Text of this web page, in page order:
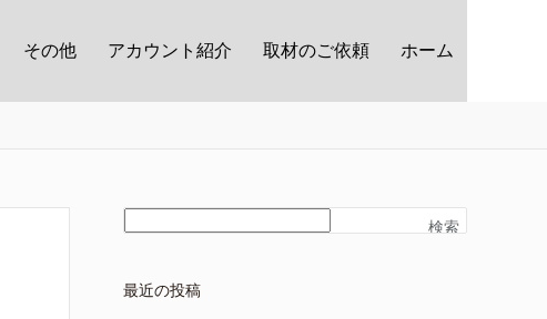
その他 アカウント紹介 取材のご依頼 ホーム
検索
最近の投稿